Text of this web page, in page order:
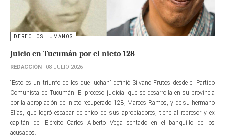
DERECHOS HUMANOS
Juicio en Tucumán por el nieto 128
REDACCIÓN 08 JULIO 2026
“Esto es un triunfo de los que luchan” definió Silvano Frutos desde el Partido
Comunista de Tucumán. El proceso judicial que se desarrolla en su provincia
por la apropiación del nieto recuperado 128, Marcos Ramos, y de su hermano
Elías, que logró escapar de chico de sus apropiadores, tiene al represor y ex
capitán del Ejército Carlos Alberto Vega sentado en el banquillo de los
acusados.